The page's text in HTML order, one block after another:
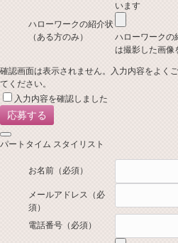
います
ハローワークの紹介状
（ある方のみ）
ハローワークの
は撮影した画像
確認画面は表示されません。入力内容をよく
てください。
入力内容を確認しました
パートタイム スタイリスト
お名前 （必須）
メールアドレス （必
須）
電話番号 （必須）